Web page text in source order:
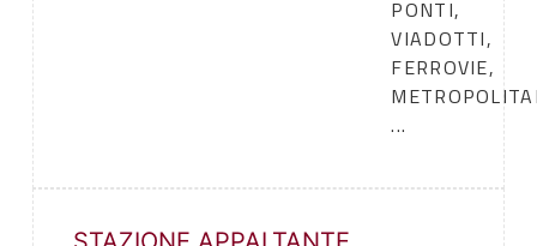
PONTI,
VIADOTTI,
FERROVIE,
...